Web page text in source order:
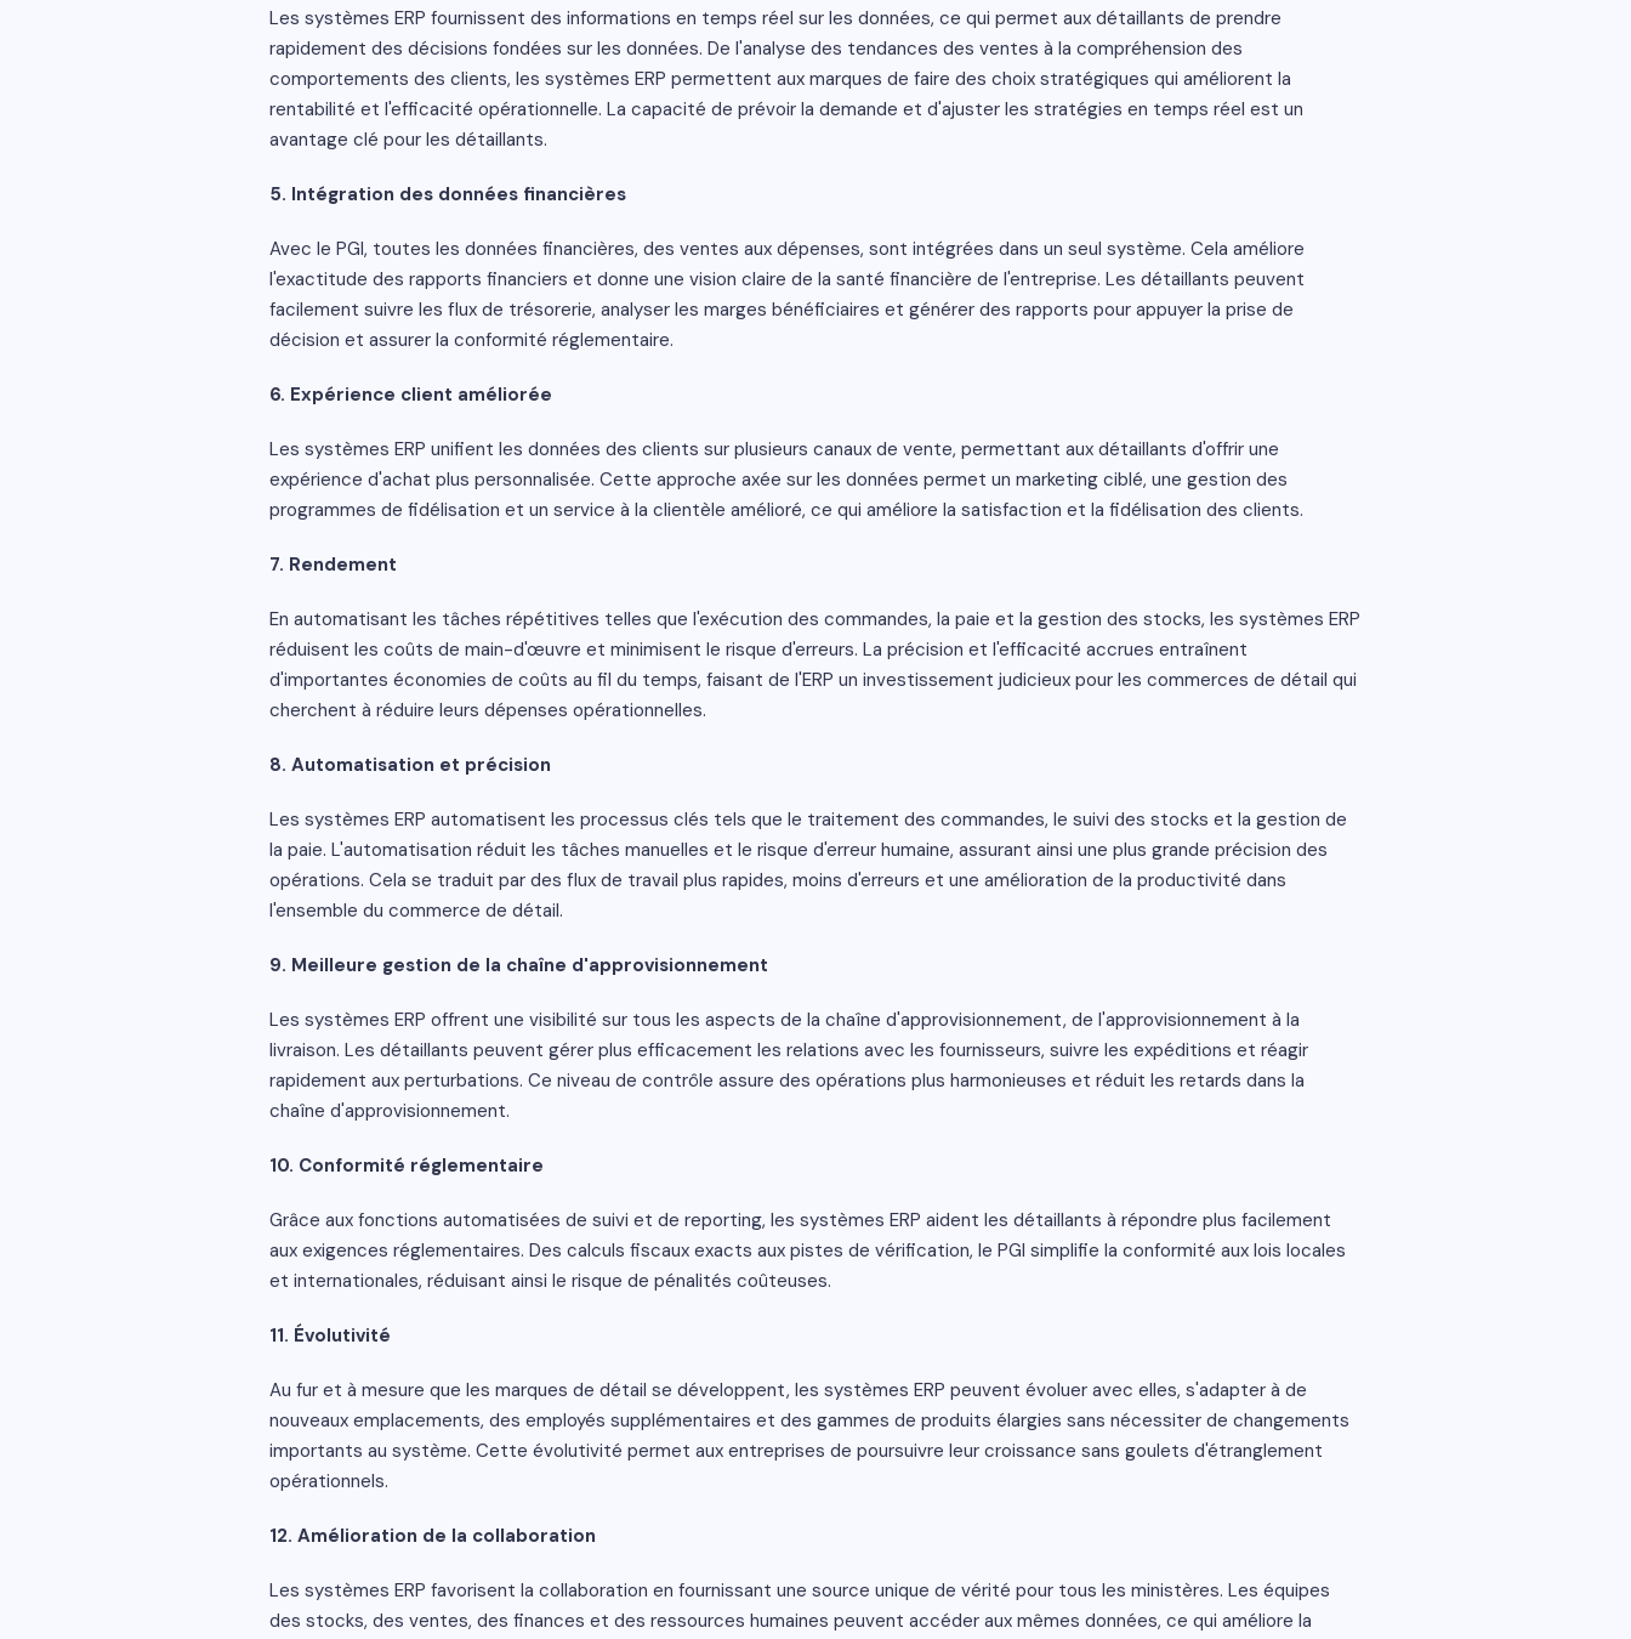
Les systèmes ERP fournissent des informations en temps réel sur les données, ce qui permet aux détaillants de prendre
rapidement des décisions fondées sur les données. De l'analyse des tendances des ventes à la compréhension des
comportements des clients, les systèmes ERP permettent aux marques de faire des choix stratégiques qui améliorent la
rentabilité et l'efficacité opérationnelle. La capacité de prévoir la demande et d'ajuster les stratégies en temps réel est un
avantage clé pour les détaillants.
5. Intégration des données financières
Avec le PGI, toutes les données financières, des ventes aux dépenses, sont intégrées dans un seul système. Cela améliore
l'exactitude des rapports financiers et donne une vision claire de la santé financière de l'entreprise. Les détaillants peuvent
facilement suivre les flux de trésorerie, analyser les marges bénéficiaires et générer des rapports pour appuyer la prise de
décision et assurer la conformité réglementaire.
6. Expérience client améliorée
Les systèmes ERP unifient les données des clients sur plusieurs canaux de vente, permettant aux détaillants d'offrir une
expérience d'achat plus personnalisée. Cette approche axée sur les données permet un marketing ciblé, une gestion des
programmes de fidélisation et un service à la clientèle amélioré, ce qui améliore la satisfaction et la fidélisation des clients.
7. Rendement
En automatisant les tâches répétitives telles que l'exécution des commandes, la paie et la gestion des stocks, les systèmes ERP
réduisent les coûts de main-d'œuvre et minimisent le risque d'erreurs. La précision et l'efficacité accrues entraînent
d'importantes économies de coûts au fil du temps, faisant de l'ERP un investissement judicieux pour les commerces de détail qui
cherchent à réduire leurs dépenses opérationnelles.
8. Automatisation et précision
Les systèmes ERP automatisent les processus clés tels que le traitement des commandes, le suivi des stocks et la gestion de
la paie. L'automatisation réduit les tâches manuelles et le risque d'erreur humaine, assurant ainsi une plus grande précision des
opérations. Cela se traduit par des flux de travail plus rapides, moins d'erreurs et une amélioration de la productivité dans
l'ensemble du commerce de détail.
9. Meilleure gestion de la chaîne d'approvisionnement
Les systèmes ERP offrent une visibilité sur tous les aspects de la chaîne d'approvisionnement, de l'approvisionnement à la
livraison. Les détaillants peuvent gérer plus efficacement les relations avec les fournisseurs, suivre les expéditions et réagir
rapidement aux perturbations. Ce niveau de contrôle assure des opérations plus harmonieuses et réduit les retards dans la
chaîne d'approvisionnement.
10. Conformité réglementaire
Grâce aux fonctions automatisées de suivi et de reporting, les systèmes ERP aident les détaillants à répondre plus facilement
aux exigences réglementaires. Des calculs fiscaux exacts aux pistes de vérification, le PGI simplifie la conformité aux lois locales
et internationales, réduisant ainsi le risque de pénalités coûteuses.
11. Évolutivité
Au fur et à mesure que les marques de détail se développent, les systèmes ERP peuvent évoluer avec elles, s'adapter à de
nouveaux emplacements, des employés supplémentaires et des gammes de produits élargies sans nécessiter de changements
importants au système. Cette évolutivité permet aux entreprises de poursuivre leur croissance sans goulets d'étranglement
opérationnels.
12. Amélioration de la collaboration
Les systèmes ERP favorisent la collaboration en fournissant une source unique de vérité pour tous les ministères. Les équipes
des stocks, des ventes, des finances et des ressources humaines peuvent accéder aux mêmes données, ce qui améliore la